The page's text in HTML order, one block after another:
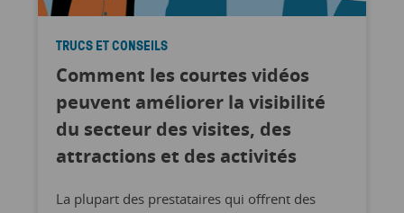
TRUCS ET CONSEILS
Comment les courtes vidéos
peuvent améliorer la visibilité
du secteur des visites, des
attractions et des activités
La plupart des prestataires qui offrent des